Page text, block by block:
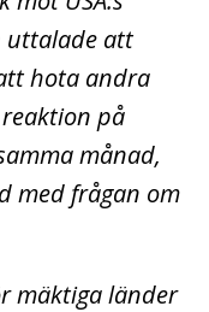
uttalade att
hota andra
på
månad,
med frågan om
mäktiga länder